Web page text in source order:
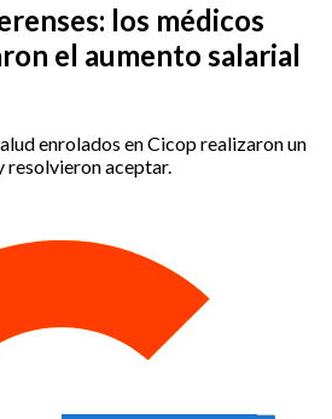
los médicos
el aumento salarial
enrolados en Cicop realizaron un
resolvieron aceptar.